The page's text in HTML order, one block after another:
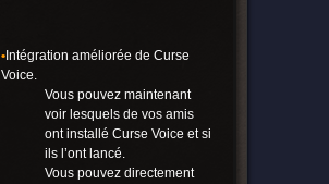
•Intégration améliorée de Curse
Voice.
Vous pouvez maintenant
voir lesquels de vos amis
ont installé Curse Voice et si
ils l’ont lancé.
Vous pouvez directement